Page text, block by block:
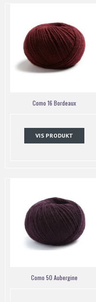
Como 16 Bordeaux
VIS PRODUKT
Como 50 Aubergine